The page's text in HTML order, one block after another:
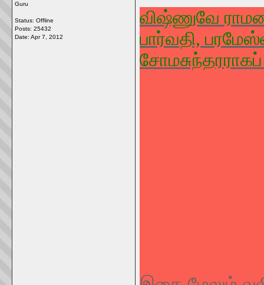
Guru
Status: Offline
Posts: 25432
Date: Apr 7, 2012
விஷ்ணுவே
பார்வதி,